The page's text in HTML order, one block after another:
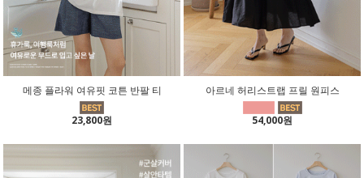
메종 플라워 여유핏 코튼 반팔 티
23,800원
아르네 허리스트랩 프릴 원피스
54,000원